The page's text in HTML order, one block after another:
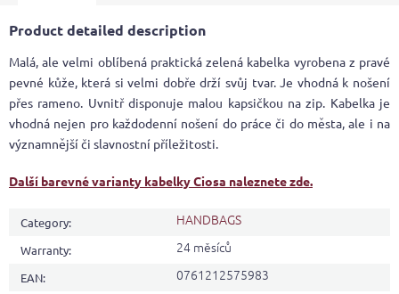
Product detailed description
Malá, ale velmi oblíbená praktická zelená kabelka vyrobena z pravé
pevné kůže, která si velmi dobře drží svůj tvar. Je vhodná k nošení
přes rameno. Uvnitř disponuje malou kapsičkou na zip. Kabelka je
vhodná nejen pro každodenní nošení do práce či do města, ale i na
významnější či slavnostní příležitosti.
Další barevné varianty kabelky Ciosa naleznete zde.
Category: HANDBAGS
Warranty: 24 měsíců
EAN: 0761212575983